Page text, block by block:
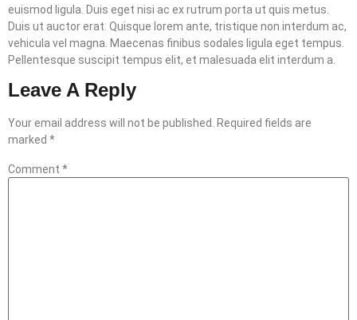
euismod ligula. Duis eget nisi ac ex rutrum porta ut quis metus.
Duis ut auctor erat. Quisque lorem ante, tristique non interdum ac,
vehicula vel magna. Maecenas finibus sodales ligula eget tempus.
Pellentesque suscipit tempus elit, et malesuada elit interdum a.
Leave A Reply
Your email address will not be published. Required fields are
marked *
Comment *